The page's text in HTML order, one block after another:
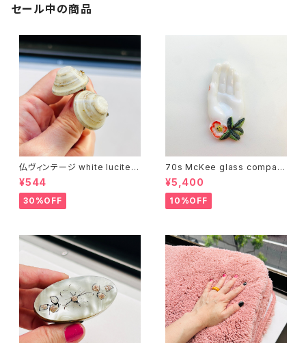
セール中の商品
仏ヴィンテージ white lucite c
onfetti 山型イヤリング
¥544
30%OFF
70s McKee glass compan
y ハンドペイントハンド小皿
（赤）
¥5,400
10%OFF